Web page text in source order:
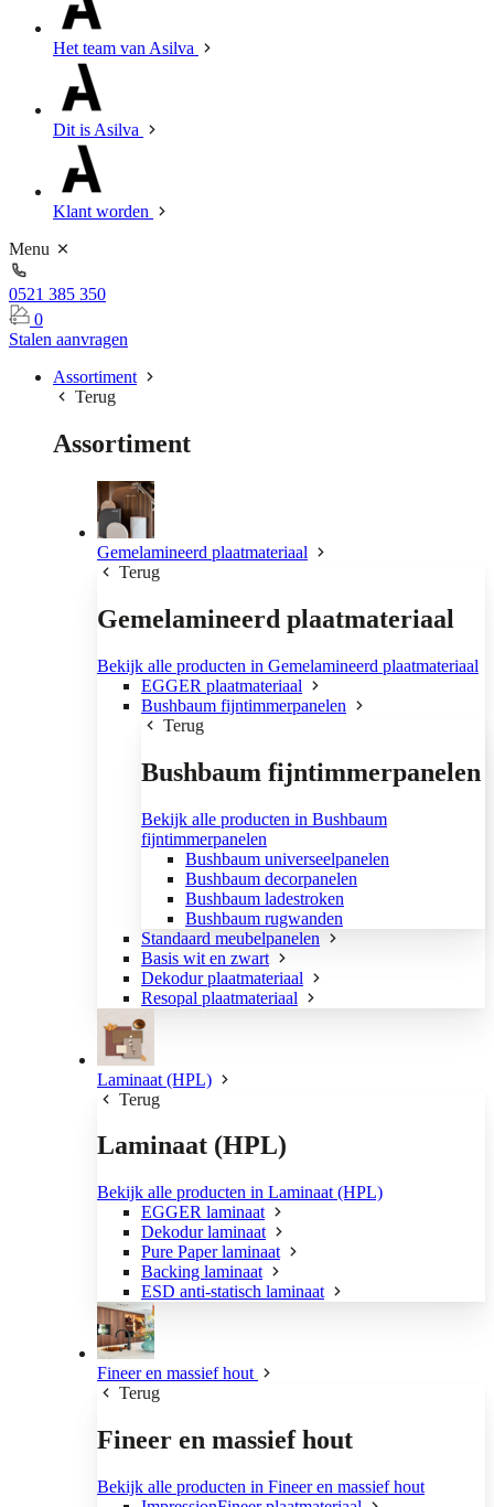
Het team van Asilva
Dit is Asilva
Klant worden
Menu
0521 385 350
0
Stalen aanvragen
Assortiment
Terug
Assortiment
Gemelamineerd plaatmateriaal
Terug
Gemelamineerd plaatmateriaal
Bekijk alle producten in Gemelamineerd plaatmateriaal
EGGER plaatmateriaal
Bushbaum fijntimmerpanelen
Terug
Bushbaum fijntimmerpanelen
Bekijk alle producten in Bushbaum
fijntimmerpanelen
Bushbaum universeelpanelen
Bushbaum decorpanelen
Bushbaum ladestroken
Bushbaum rugwanden
Standaard meubelpanelen
Basis wit en zwart
Dekodur plaatmateriaal
Resopal plaatmateriaal
Laminaat (HPL)
Terug
Laminaat (HPL)
Bekijk alle producten in Laminaat (HPL)
EGGER laminaat
Dekodur laminaat
Pure Paper laminaat
Backing laminaat
ESD anti-statisch laminaat
Fineer en massief hout
Terug
Fineer en massief hout
Bekijk alle producten in Fineer en massief hout